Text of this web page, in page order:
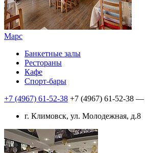
Марс
Банкетные залы
Рестораны
Кафе
Спорт-бары
+7 (4967) 61-52-38 +7 (4967) 61-52-38 —
г. Климовск, ул. Молодежная, д.8